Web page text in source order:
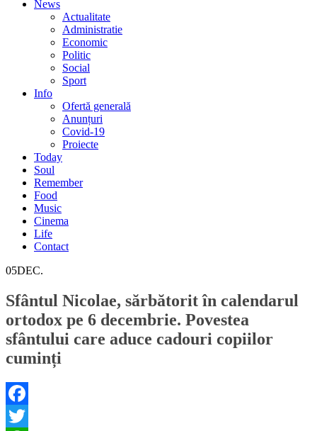
News
Actualitate
Administratie
Economic
Politic
Social
Sport
Info
Ofertă generală
Anunțuri
Covid-19
Proiecte
Today
Soul
Remember
Food
Music
Cinema
Life
Contact
05DEC.
Sfântul Nicolae, sărbătorit în calendarul
ortodox pe 6 decembrie. Povestea
sfântului care aduce cadouri copiilor
cuminți
Facebook